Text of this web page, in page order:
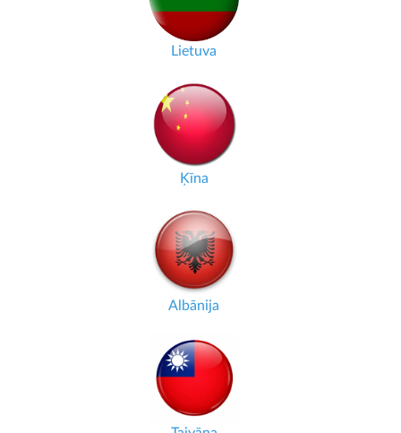
Lietuva
Ķīna
Albānija